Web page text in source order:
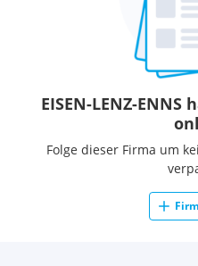
EISEN-LENZ-
Folge dieser Firma um